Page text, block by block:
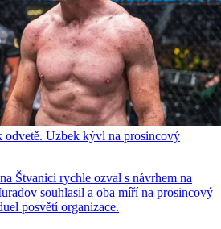
Uzbek kývl na prosincový
Štvanici rychle ozval s návrhem na
souhlasil a oba míří na prosincový
posvětí organizace.